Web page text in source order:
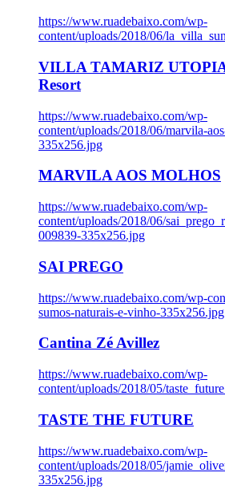
https://www.ruadebaixo.com/wp-
content/uploads/2018/06/
VILLA TAMARIZ UTOPIA
Resort
https://www.ruadebaixo.com/wp-
content/uploads/2018/06/marvila-
335x256.jpg
MARVILA AOS MOLHOS
https://www.ruadebaixo.com/wp-
content/uploads/2018/06/
009839-335x256.jpg
SAI PREGO
https://www.ruadebaixo.com/wp-
sumos-naturais-e-vinho-335x256.jpg
Cantina Zé Avillez
https://www.ruadebaixo.com/wp-
content/uploads/2018/05/
TASTE THE FUTURE
https://www.ruadebaixo.com/wp-
content/uploads/2018/05/
335x256.jpg